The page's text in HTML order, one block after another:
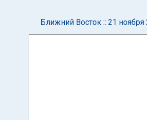
Ближний Восток :: 21 ноября